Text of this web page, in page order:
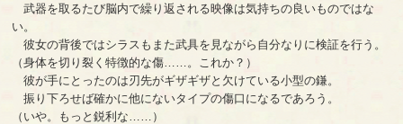
武器を取るたび脳内で繰り返される映像は気持ちの良いものではな
い。
彼女の背後ではシラスもまた武具を見ながら自分なりに検証を行う。
（身体を切り裂く特徴的な傷……。これか？）
彼が手にとったのは刃先がギザギザと欠けている小型の鎌。
振り下ろせば確かに他にないタイプの傷口になるであろう。
（いや。もっと鋭利な……）